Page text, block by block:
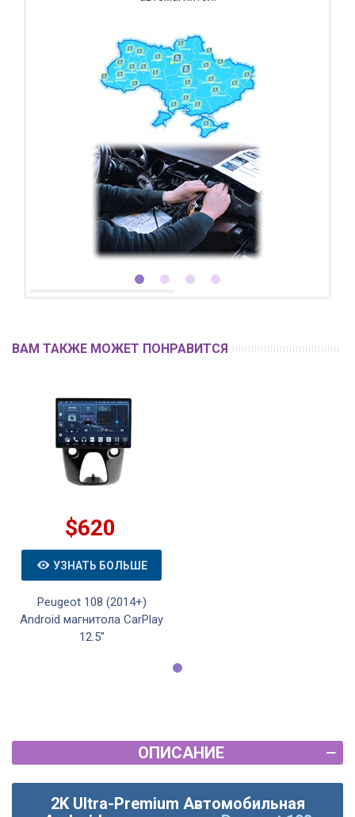
ВАМ ТАКЖЕ МОЖЕТ ПОНРАВИТСЯ
$620
УЗНАТЬ БОЛЬШЕ
Peugeot 108 (2014+)
Android магнитола CarPlay
12.5"
ОПИСАНИЕ
2K Ultra-Premium Автомобильная